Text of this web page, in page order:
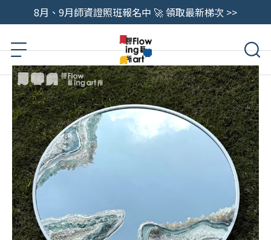
8月、9月師資證照班報名中 🚀 領取最新梯次 >>